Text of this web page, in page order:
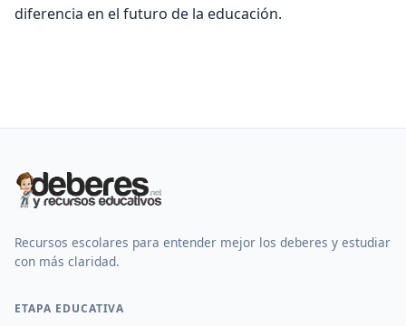
diferencia en el futuro de la educación.
Recursos escolares para entender mejor los deberes y estudiar
con más claridad.
ETAPA EDUCATIVA